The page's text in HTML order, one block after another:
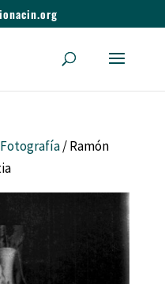
Fotografía/ Ramón